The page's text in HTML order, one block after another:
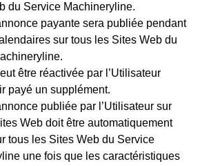
du Service Machineryline.
payante sera publiée pendant
sur tous les Sites Web du
être réactivée par l’Utilisateur
payé un supplément.
publiée par l’Utilisateur sur
Web doit être automatiquement
tous les Sites Web du Service
une fois que les caractéristiques